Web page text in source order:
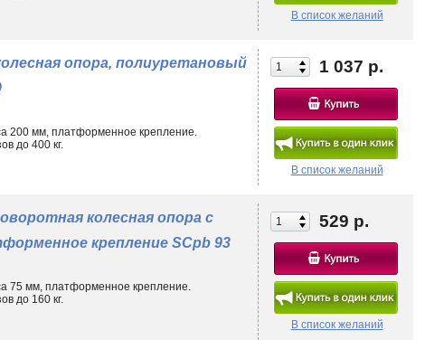
В список желаний
1 037 р.
В список желаний
опора, полиуретановый
200 мм, платформенное крепление.
до 400 кг.
529 р.
В список желаний
колесная опора с
крепление SCpb 93
75 мм, платформенное крепление.
до 160 кг.